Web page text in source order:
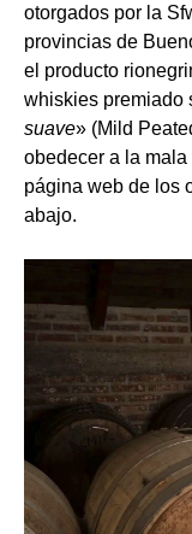
otorgados por la
provincias de
el producto
whiskies premiado
suave» (Mild
obedecer a la
página web de los
abajo.